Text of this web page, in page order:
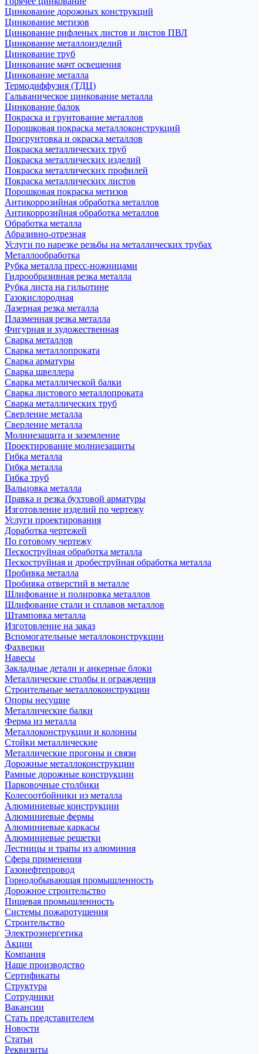
Цинкование дорожных конструкций
Цинкование метизов
Цинкование рифленых листов и листов ПВЛ
Цинкование металлоизделий
Цинкование труб
Цинкование мачт освещения
Цинкование металла
Термодиффузия (ТДЦ)
Гальваническое цинкование металла
Цинкование балок
Покраска и грунтование металлов
Порошковая покраска металлоконструкций
Прогрунтовка и окраска металлов
Покраска металлических труб
Покраска металлических изделий
Покраска металлических профилей
Покраска металлических листов
Порошковая покраска метизов
Антикоррозийная обработка металлов
Антикоррозийная обработка металлов
Обработка металла
Абразивно-отрезная
Услуги по нарезке резьбы на металлических трубах
Металлообработка
Рубка металла пресс-ножницами
Гидрообразивная резка металла
Рубка листа на гильотине
Газокислородная
Лазерная резка металла
Плазменная резка металла
Фигурная и художественная
Сварка металлов
Сварка металлопроката
Сварка арматуры
Сварка швеллера
Сварка металлической балки
Сварка листового металлопроката
Сварка металлических труб
Сверление металла
Сверление металла
Молниезащита и заземление
Проектирование молниезащиты
Гибка металла
Гибка металла
Гибка труб
Вальцовка металла
Правка и резка бухтовой арматуры
Изготовление изделий по чертежу
Услуги проектирования
Доработка чертежей
По готовому чертежу
Пескоструйная обработка металла
Пескоструйная и дробеструйная обработка металла
Пробивка металла
Пробивка отверстий в металле
Шлифование и полировка металлов
Шлифование стали и сплавов металлов
Штамповка металла
Изготовление на заказ
Вспомогательные металлоконструкции
Фахверки
Навесы
Закладные детали и анкерные блоки
Металлические столбы и ограждения
Строительные металлоконструкции
Опоры несущие
Металлические балки
Ферма из металла
Металлоконструкции и колонны
Стойки металлические
Металлические прогоны и связи
Дорожные металлоконструкции
Рамные дорожные конструкции
Парковочные столбики
Колесоотбойники из металла
Алюминиевые конструкции
Алюминиевые фермы
Алюминиевые каркасы
Алюминиевые решетки
Лестницы и трапы из алюминия
Сфера применения
Газонефтепровод
Горнодобывающая промышленность
Дорожное строительство
Пищевая промышленность
Системы пожаротушения
Строительство
Электроэнергетика
Акции
Компания
Наше производство
Сертификаты
Структура
Сотрудники
Вакансии
Стать представителем
Новости
Статьи
Реквизиты